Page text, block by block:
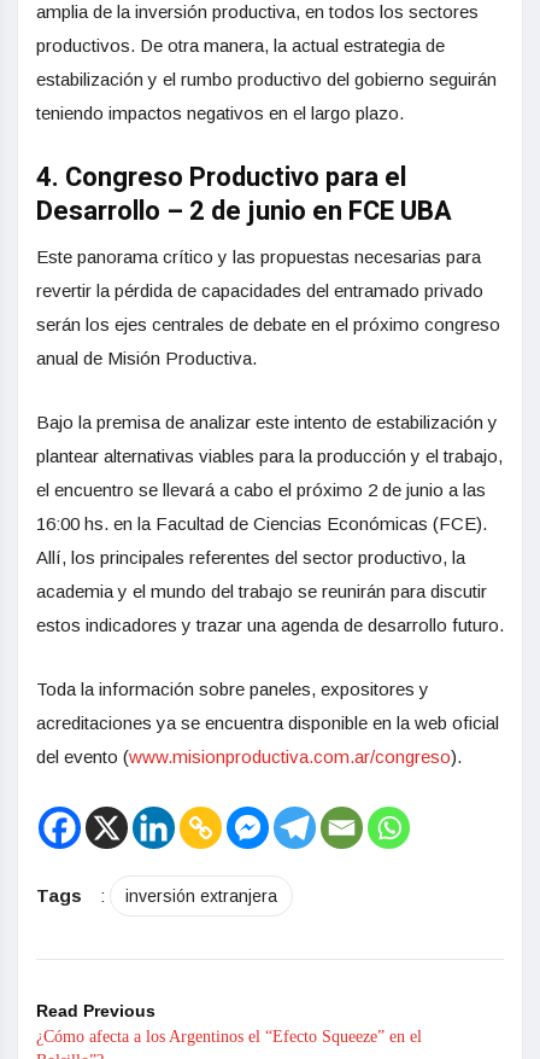
amplia de la inversión productiva, en todos los sectores
productivos. De otra manera, la actual estrategia de
estabilización y el rumbo productivo del gobierno seguirán
teniendo impactos negativos en el largo plazo.
4. Congreso Productivo para el
Desarrollo – 2 de junio en FCE UBA
Este panorama crítico y las propuestas necesarias para
revertir la pérdida de capacidades del entramado privado
serán los ejes centrales de debate en el próximo congreso
anual de Misión Productiva.
Bajo la premisa de analizar este intento de estabilización y
plantear alternativas viables para la producción y el trabajo,
el encuentro se llevará a cabo el próximo 2 de junio a las
16:00 hs. en la Facultad de Ciencias Económicas (FCE).
Allí, los principales referentes del sector productivo, la
academia y el mundo del trabajo se reunirán para discutir
estos indicadores y trazar una agenda de desarrollo futuro.
Toda la información sobre paneles, expositores y
acreditaciones ya se encuentra disponible en la web oficial
del evento (www.misionproductiva.com.ar/congreso).
Tags : inversión extranjera
Read Previous
¿Cómo afecta a los Argentinos el “Efecto Squeeze” en el